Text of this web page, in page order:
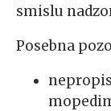
smislu
Posebna